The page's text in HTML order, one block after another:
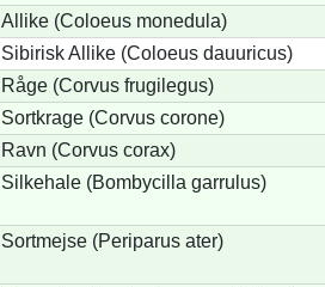
Allike (Coloeus monedula)
Sibirisk Allike (Coloeus dauuricus)
Råge (Corvus frugilegus)
Sortkrage (Corvus corone)
Ravn (Corvus corax)
Silkehale (Bombycilla garrulus)
Sortmejse (Periparus ater)